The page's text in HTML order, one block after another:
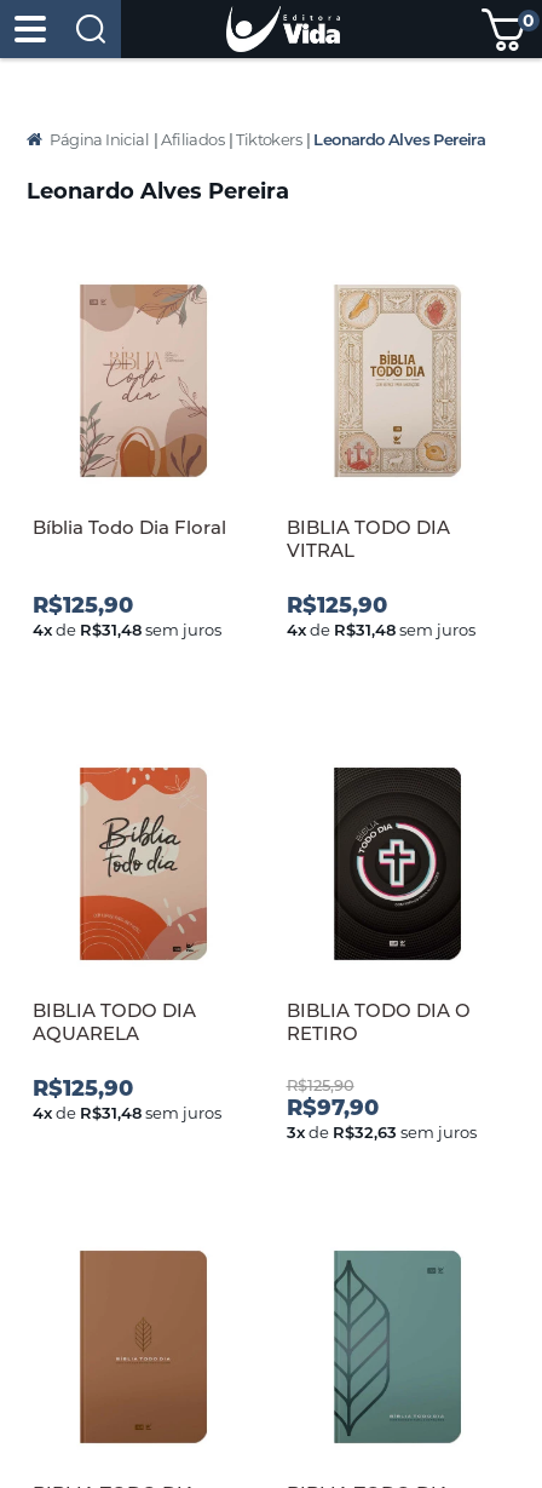
0
Página Inicial | Afiliados | Tiktokers | Leonardo Alves Pereira
Leonardo Alves Pereira
Bíblia Todo Dia Floral
R$125,90
4xde R$31,48sem juros
BIBLIA TODO DIA
VITRAL
R$125,90
4xde R$31,48sem juros
BIBLIA TODO DIA
AQUARELA
R$125,90
4xde R$31,48sem juros
BIBLIA TODO DIA O
RETIRO
R$125,90
R$97,90
3xde R$32,63 sem juros